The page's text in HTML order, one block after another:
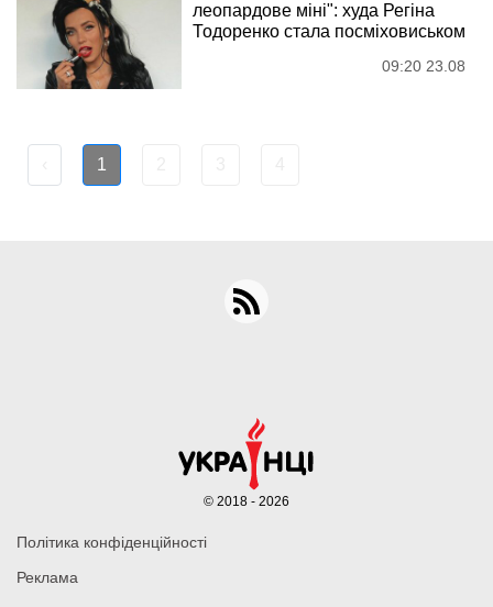
леопардове міні": худа Регіна
Тодоренко стала посміховиськом
09:20 23.08
1
Політика конфіденційності
Реклама
© 2018 - 2026